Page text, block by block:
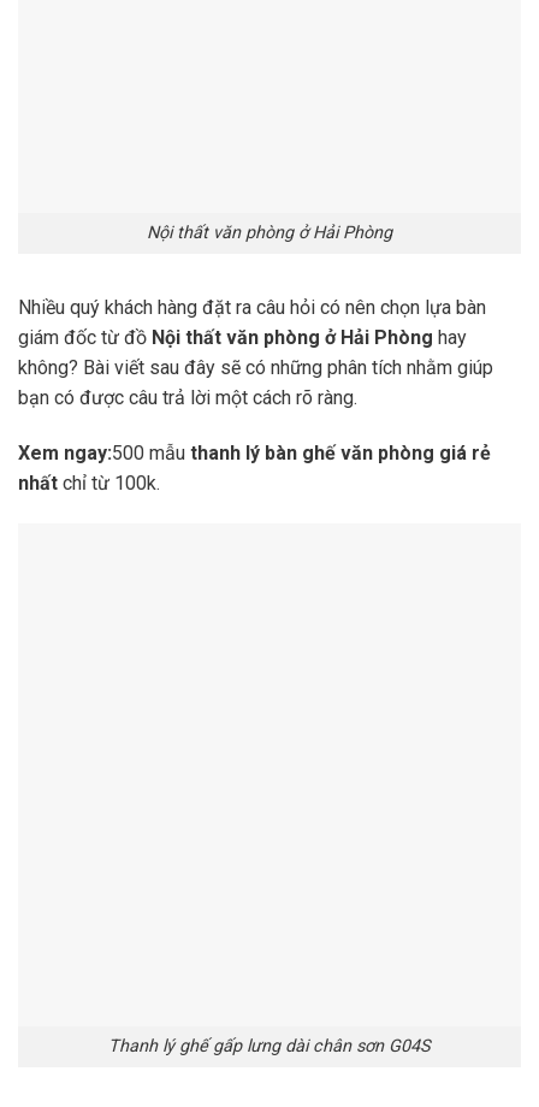
Nội thất văn phòng ở Hải Phòng
Nhiều quý khách hàng đặt ra câu hỏi có nên chọn lựa bàn
giám đốc từ đồ Nội thất văn phòng ở Hải Phòng hay
không? Bài viết sau đây sẽ có những phân tích nhằm giúp
bạn có được câu trả lời một cách rõ ràng.
Xem ngay:500 mẫu thanh lý bàn ghế văn phòng giá rẻ
nhất chỉ từ 100k.
Thanh lý ghế gấp lưng dài chân sơn G04S